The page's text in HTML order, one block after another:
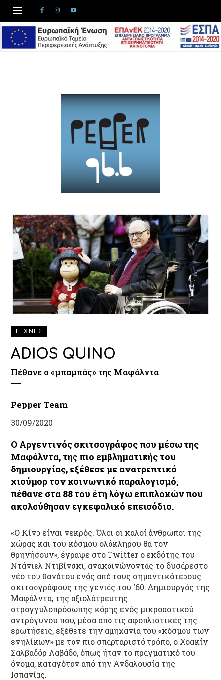
ΤΕΧΝΕΣ
ADIOS QUINO
Πέθανε ο «μπαμπάς» της Μαφάλντα
Pepper Team
30/09/2020
Ο Αργεντινός σκιτσογράφος που μέσω της
Μαφάλντα, της πιο εμβληματικής του
δημιουργίας, εξέθεσε με ανατρεπτικό
χιούμορ τον κοινωνικό παραλογισμό,
πέθανε στα 88 του έτη λόγω επιπλοκών που
ακολούθησαν εγκεφαλικό επεισόδιο.
«Ο Κίνο είναι νεκρός. Όλοι οι καλοί άνθρωποι της
χώρας και του κόσμου ολόκληρου θα τον
θρηνήσουν», έγραψε στο Twitter ο εκδότης του
Ντάνιελ Ντιβίνσκι, ανακοινώνοντας το δυσάρεστο
νέο του θανάτου ενός από τους σημαντικότερους
σκιτσογράφους της γενιάς του ‘60. Δημιουργός της
Μαφάλντα, της αξιολάτρευτης
στρογγυλοπρόσωπης κόρης ενός μικροαστικού
αντρόγυνου που, μέσα από τις αφοπλιστικές της
ερωτήσεις, εξέθετε την αμηχανία του «κόσμου των
ενηλίκων» με τον πιο σπαρταριστό τρόπο, ο Χοακίν
Σαλβαδόρ Λαβάδο, όπως ήταν το πραγματικό του
όνομα, καταγόταν από την Ανδαλουσία της
Ισπανίας.